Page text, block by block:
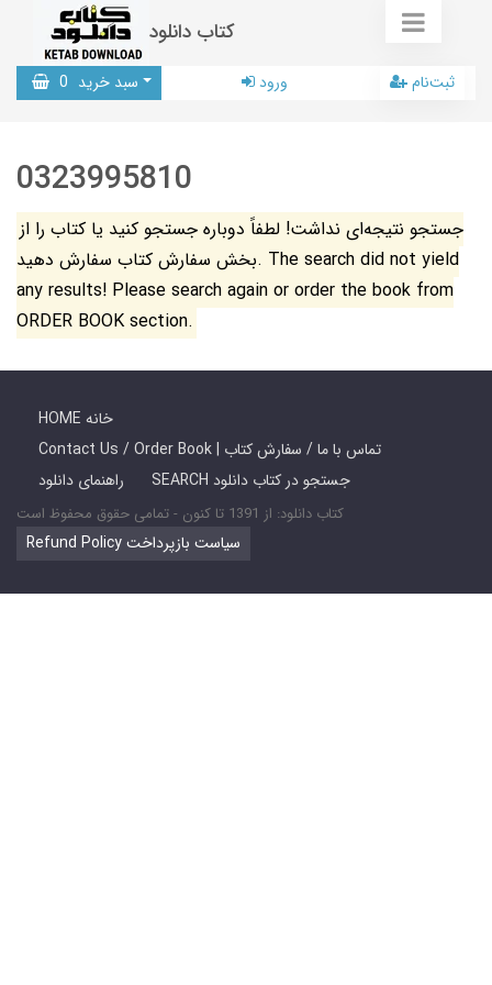
کتاب دانلود
سبد خرید 0 ورود ثبت‌نام
0323995810
جستجو نتیجه‌ای نداشت! لطفاً دوباره جستجو کنید یا کتاب را از
بخش سفارش کتاب سفارش دهید. The search did not yield
any results! Please search again or order the book from
ORDER BOOK section.
HOME خانه
Contact Us / Order Book | تماس با ما / سفارش کتاب
راهنمای دانلود
SEARCH جستجو در کتاب دانلود
کتاب دانلود: از 1391 تا کنون - تمامی حقوق محفوظ است
Refund Policy سیاست بازپرداخت